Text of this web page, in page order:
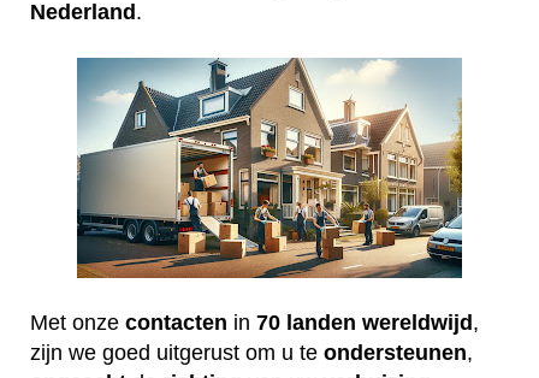
Nederland.
Met onze contacten in 70 landen wereldwijd,
zijn we goed uitgerust om u te ondersteunen,